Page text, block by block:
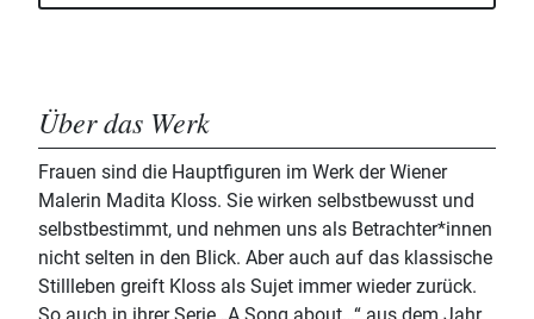
Über das Werk
Frauen sind die Hauptfiguren im Werk der Wiener
Malerin Madita Kloss. Sie wirken selbstbewusst und
selbstbestimmt, und nehmen uns als Betrachter*innen
nicht selten in den Blick. Aber auch auf das klassische
Stillleben greift Kloss als Sujet immer wieder zurück.